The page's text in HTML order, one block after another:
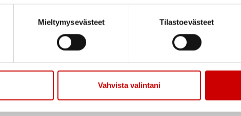
Mieltymysevästeet Tilastoevästeet
Vahvista valintani
Sydänhoitajan yhteystiedot
Lue artikkeli